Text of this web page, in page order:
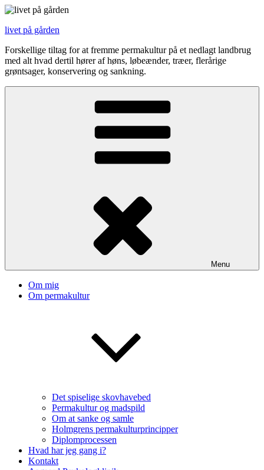
Videre
indhold
livet på gården
Forskellige tiltag for at fremme permakultur på et nedlagt landbrug
med alt hvad dertil hører af høns, løbeænder, træer, flerårige
grøntsager, konservering og sankning.
Menu
Om mig
Om permakultur
Det spiselige skovhavebed
Permakultur og madspild
Om at sanke og samle
Holmgrens permakulturprincipper
Diplomprocessen
Hvad har jeg gang i?
Kontakt